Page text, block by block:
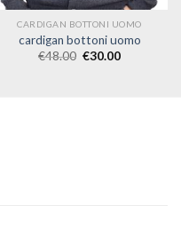
CARDIGAN BOTTONI UOMO
cardigan bottoni uomo
€48.00 €30.00